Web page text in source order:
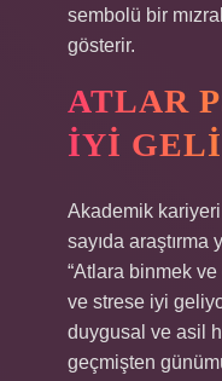
sembolü bir
gösterir.
ATLAR
IYI
Akademik
sayıda araştırma
“Atlara binmek
ve strese iyi
duygusal ve asil
geçmişten